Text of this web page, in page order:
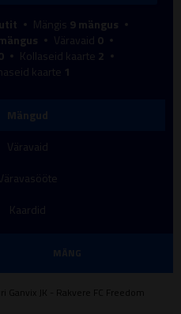
Mängis 9 mängus
Väravaid 0
Kollaseid kaarte 2
kaarte 1
Mängud
Väravaid
Kaardid
MÄNG
Ganvix JK - Rakvere FC Freedom